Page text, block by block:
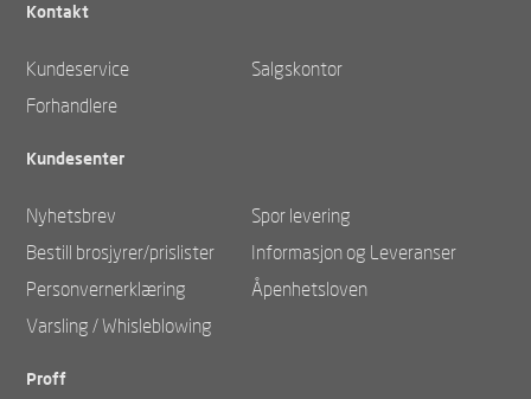
Kontakt
Kundeservice
Salgskontor
Forhandlere
Kundesenter
Nyhetsbrev
Spor levering
Bestill brosjyrer/prislister
Informasjon og Leveranser
Personvernerklæring
Åpenhetsloven
Varsling / Whisleblowing
Proff